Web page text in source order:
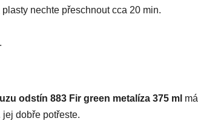
nechte přeschnout cca 20 min.
odstín 883 Fir green metalíza 375 ml má
dobře potřeste.